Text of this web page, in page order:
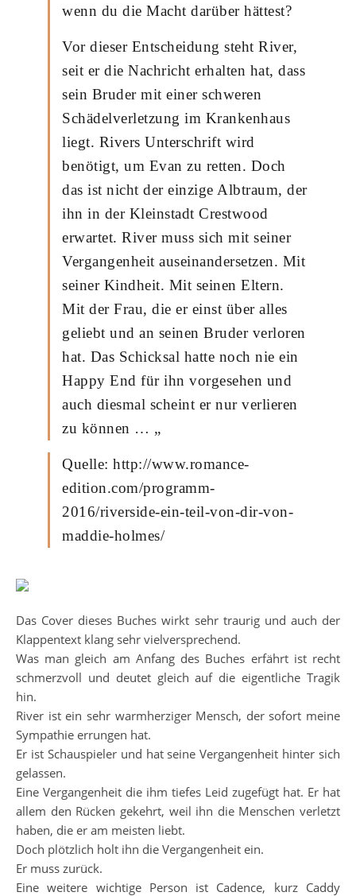
wenn du die Macht darüber hättest?
Vor dieser Entscheidung steht River,
seit er die Nachricht erhalten hat, dass
sein Bruder mit einer schweren
Schädelverletzung im Krankenhaus
liegt. Rivers Unterschrift wird
benötigt, um Evan zu retten. Doch
das ist nicht der einzige Albtraum, der
ihn in der Kleinstadt Crestwood
erwartet. River muss sich mit seiner
Vergangenheit auseinandersetzen. Mit
seiner Kindheit. Mit seinen Eltern.
Mit der Frau, die er einst über alles
geliebt und an seinen Bruder verloren
hat. Das Schicksal hatte noch nie ein
Happy End für ihn vorgesehen und
auch diesmal scheint er nur verlieren
zu können … „
Quelle: http://www.romance-
edition.com/programm-
2016/riverside-ein-teil-von-dir-von-
maddie-holmes/
Das Cover dieses Buches wirkt sehr traurig und auch der
Klappentext klang sehr vielversprechend.
Was man gleich am Anfang des Buches erfährt ist recht
schmerzvoll und deutet gleich auf die eigentliche Tragik
hin.
River ist ein sehr warmherziger Mensch, der sofort meine
Sympathie errungen hat.
Er ist Schauspieler und hat seine Vergangenheit hinter sich
gelassen.
Eine Vergangenheit die ihm tiefes Leid zugefügt hat. Er hat
allem den Rücken gekehrt, weil ihn die Menschen verletzt
haben, die er am meisten liebt.
Doch plötzlich holt ihn die Vergangenheit ein.
Er muss zurück.
Eine weitere wichtige Person ist Cadence, kurz Caddy